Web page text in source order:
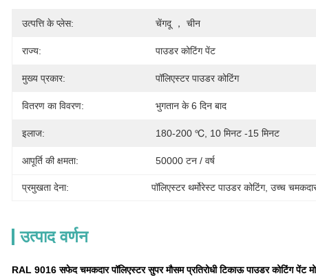
उत्पत्ति के प्लेस: चेंगदू ， चीन
राज्य: पाउडर कोटिंग पेंट
मुख्य प्रकार: पॉलिएस्टर पाउडर कोटिंग
वितरण का विवरण: भुगतान के 6 दिन बाद
इलाज: 180-200 ℃, 10 मिनट -15 मिनट
आपूर्ति की क्षमता: 50000 टन / वर्ष
प्रमुखता देना: पॉलिएस्टर थर्मोरेस्ट पाउडर कोटिंग, उच्च
उत्पाद वर्णन
RAL 9016 सफेद चमकदार पॉलिएस्टर सुपर मौसम प्रतिरोधी टिकाऊ पाउडर कोटिंग पेंट